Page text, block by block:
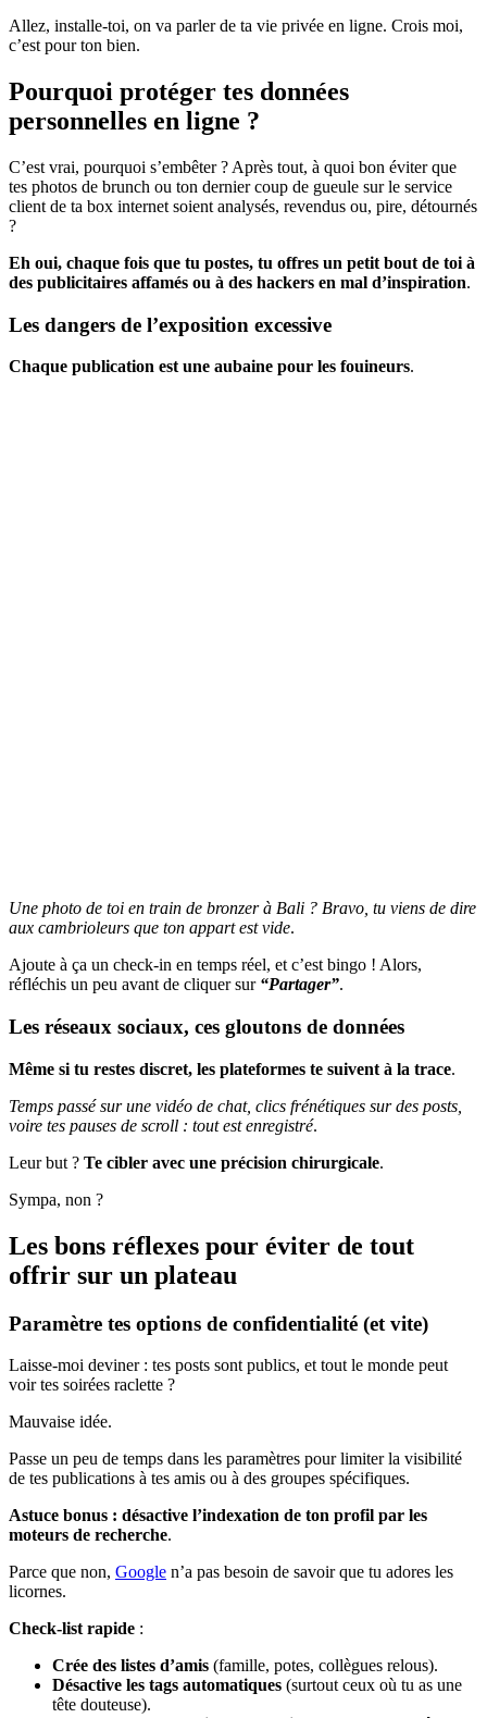
Allez, installe-toi, on va parler de ta vie privée en ligne. Crois moi,
c’est pour ton bien.
Pourquoi protéger tes données
personnelles en ligne ?
C’est vrai, pourquoi s’embêter ? Après tout, à quoi bon éviter que
tes photos de brunch ou ton dernier coup de gueule sur le service
client de ta box internet soient analysés, revendus ou, pire, détournés
?
Eh oui, chaque fois que tu postes, tu offres un petit bout de toi à
des publicitaires affamés ou à des hackers en mal d’inspiration.
Les dangers de l’exposition excessive
Chaque publication est une aubaine pour les fouineurs.
Une photo de toi en train de bronzer à Bali ? Bravo, tu viens de dire
aux cambrioleurs que ton appart est vide.
Ajoute à ça un check-in en temps réel, et c’est bingo ! Alors,
réfléchis un peu avant de cliquer sur “Partager”.
Les réseaux sociaux, ces gloutons de données
Même si tu restes discret, les plateformes te suivent à la trace.
Temps passé sur une vidéo de chat, clics frénétiques sur des posts,
voire tes pauses de scroll : tout est enregistré.
Leur but ? Te cibler avec une précision chirurgicale.
Sympa, non ?
Les bons réflexes pour éviter de tout
offrir sur un plateau
Paramètre tes options de confidentialité (et vite)
Laisse-moi deviner : tes posts sont publics, et tout le monde peut
voir tes soirées raclette ?
Mauvaise idée.
Passe un peu de temps dans les paramètres pour limiter la visibilité
de tes publications à tes amis ou à des groupes spécifiques.
Astuce bonus : désactive l’indexation de ton profil par les
moteurs de recherche.
Parce que non, Google n’a pas besoin de savoir que tu adores les
licornes.
Check-list rapide :
Crée des listes d’amis (famille, potes, collègues relous).
Désactive les tags automatiques (surtout ceux où tu as une
tête douteuse).